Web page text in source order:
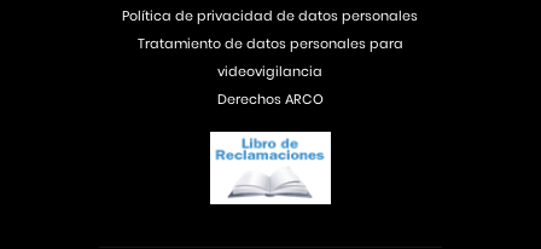
Política de privacidad de datos personales
Tratamiento de datos personales para
videovigilancia
Derechos ARCO